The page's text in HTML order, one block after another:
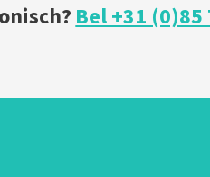
Bel +31 (0)85